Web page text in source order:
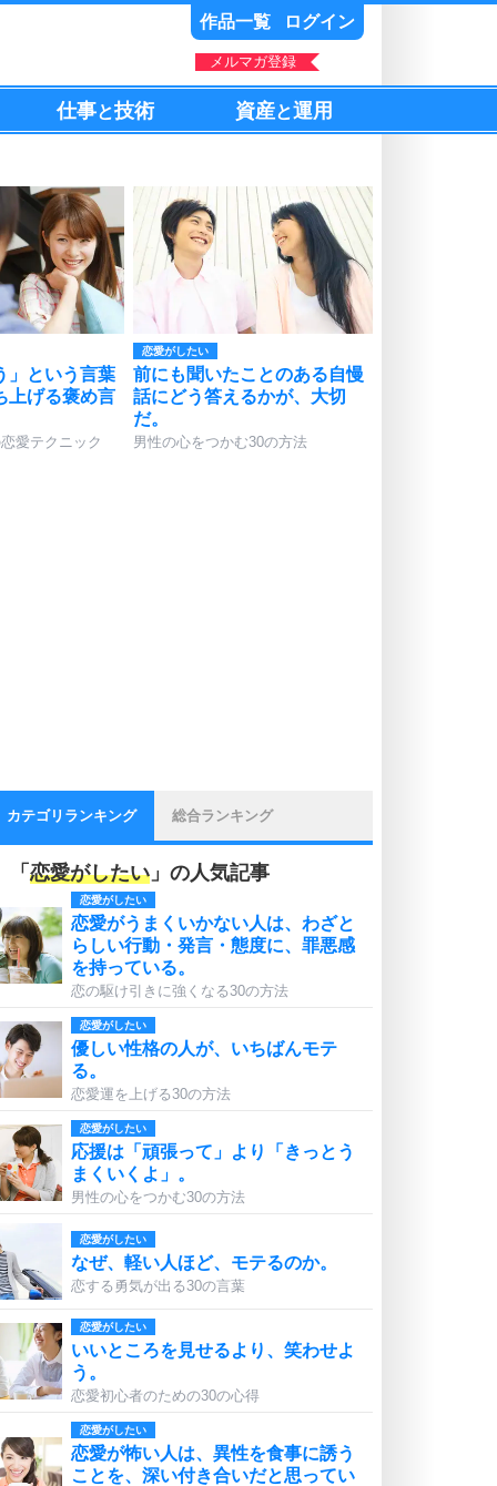
作品一覧 ログイン
メルマガ登録
仕事と技術 資産と運用
」という言葉
上げる褒め言
愛テクニック
恋愛がしたい
前にも聞いたことのある自慢
話にどう答えるかが、大切
だ。
男性の心をつかむ30の方法
カテゴリランキング 総合ランキング
「 恋愛がしたい 」の人気記事
恋愛がしたい
恋愛がうまくいかない人は、わざと
らしい行動・発言・態度に、罪悪感
を持っている。
恋の駆け引きに強くなる30の方法
恋愛がしたい
優しい性格の人が、いちばんモテ
る。
恋愛運を上げる30の方法
恋愛がしたい
応援は「頑張って」より「きっとう
まくいくよ」。
男性の心をつかむ30の方法
恋愛がしたい
なぜ、軽い人ほど、モテるのか。
恋する勇気が出る30の言葉
恋愛がしたい
いいところを見せるより、笑わせよ
う。
恋愛初心者のための30の心得
恋愛がしたい
恋愛が怖い人は、異性を食事に誘う
ことを、深い付き合いだと思ってい